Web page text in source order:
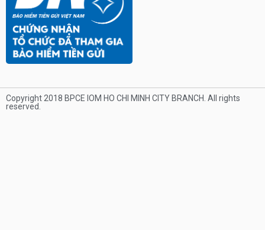
Copyright 2018 BPCE IOM HO CHI MINH CITY BRANCH. All rights
reserved.